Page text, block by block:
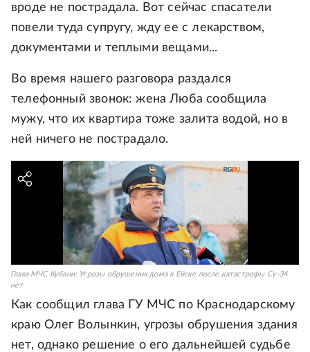
вроде не пострадала. Вот сейчас спасатели
повели туда супругу, жду ее с лекарством,
документами и теплыми вещами...
Во время нашего разговора раздался
телефонный звонок: жена Люба сообщила
мужу, что их квартира тоже залита водой, но в
ней ничего не пострадало.
Глава МЧС Кубани: Угрозы обрушения дома в Ейске после катастрофы Су-34
нет
Как сообщил глава ГУ МЧС по Краснодарскому
краю Олег Волынкин, угрозы обрушения здания
нет, однако решение о его дальнейшей судьбе